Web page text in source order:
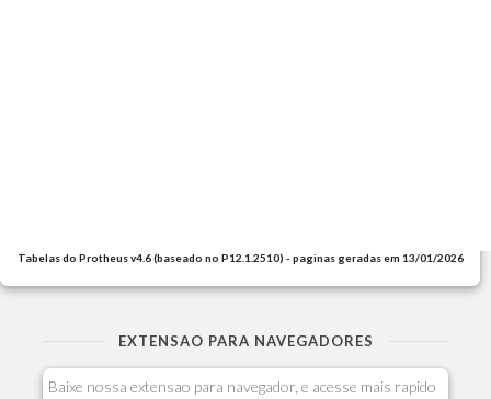
Tabelas do Protheus v4.6 (baseado no P12.1.2510) - paginas geradas em 13/01/2026
EXTENSAO PARA NAVEGADORES
Baixe nossa extensao para navegador, e acesse mais rapido